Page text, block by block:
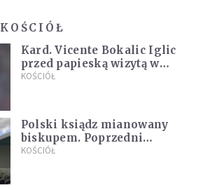
KOŚCIÓŁ
Kard. Vicente Bokalic Iglic
przed papieską wizytą w
Argentynie: Nasz pokorny lud
KOŚCIÓŁ
Polski ksiądz mianowany
biskupem. Poprzedni
ordynariusz zrezygnował
KOŚCIÓŁ